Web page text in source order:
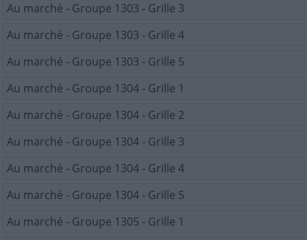
Au marché - Groupe 1303 - Grille 3
Au marché - Groupe 1303 - Grille 4
Au marché - Groupe 1303 - Grille 5
Au marché - Groupe 1304 - Grille 1
Au marché - Groupe 1304 - Grille 2
Au marché - Groupe 1304 - Grille 3
Au marché - Groupe 1304 - Grille 4
Au marché - Groupe 1304 - Grille 5
Au marché - Groupe 1305 - Grille 1